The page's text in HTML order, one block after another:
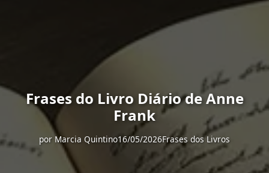
Frases do Livro Diário de Anne
Frank
por Marcia Quintino16/05/2026Frases dos Livros